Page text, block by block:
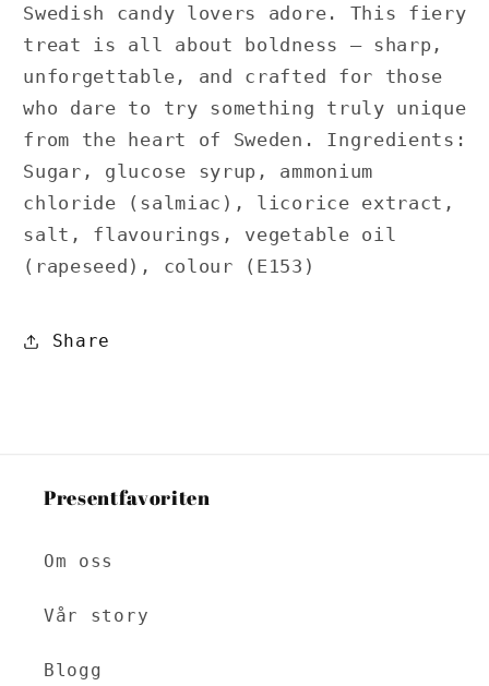
Swedish candy lovers adore. This fiery
treat is all about boldness – sharp,
unforgettable, and crafted for those
who dare to try something truly unique
from the heart of Sweden. Ingredients:
Sugar, glucose syrup, ammonium
chloride (salmiac), licorice extract,
salt, flavourings, vegetable oil
(rapeseed), colour (E153)
Share
Presentfavoriten
Om oss
Vår story
Blogg